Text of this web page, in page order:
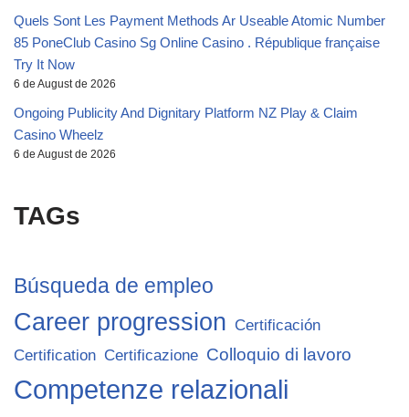
Quels Sont Les Payment Methods Ar Useable Atomic Number
85 PoneClub Casino Sg Online Casino . République française
Try It Now
6 de August de 2026
Ongoing Publicity And Dignitary Platform NZ Play & Claim
Casino Wheelz
6 de August de 2026
TAGs
Búsqueda de empleo
Career progression Certificación
Certification Certificazione Colloquio di lavoro
Competenze relazionali